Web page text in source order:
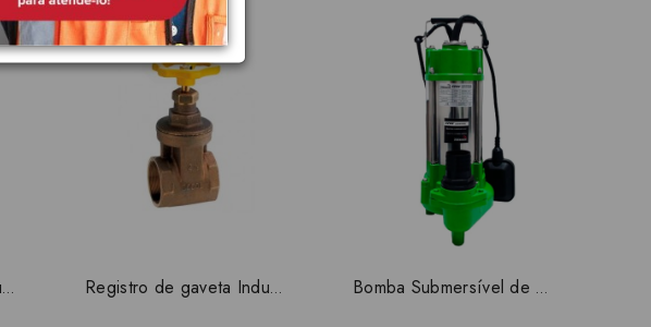
Registro de gaveta Industrial 3" 10033000
-26%
Registro de gaveta Industrial 4" 10034000 Bomba Submersível de Esgoto Rw 800 Plus 1CV 220V